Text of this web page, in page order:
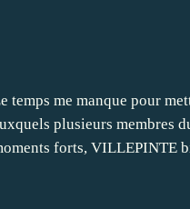
temps me manque pour
plusieurs membres
forts, VILLEPINTE